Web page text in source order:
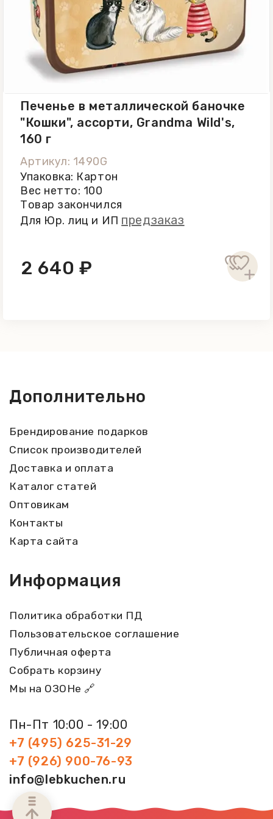
Печенье в металлической баночке
"Кошки", ассорти, Grandma Wild's,
160 г
Артикул: 1490G
Упаковка: Картон
Вес нетто: 100
Товар закончился
Для Юр. лиц и ИП предзаказ
2 640 ₽
Дополнительно
Брендирование подарков
Список производителей
Доставка и оплата
Каталог статей
Оптовикам
Контакты
Карта сайта
Информация
Политика обработки ПД
Пользовательское соглашение
Публичная оферта
Собрать корзину
Мы на ОЗОНе 🔗
Пн-Пт 10:00 - 19:00
+7 (495) 625-31-29
+7 (926) 900-76-93
info@lebkuchen.ru